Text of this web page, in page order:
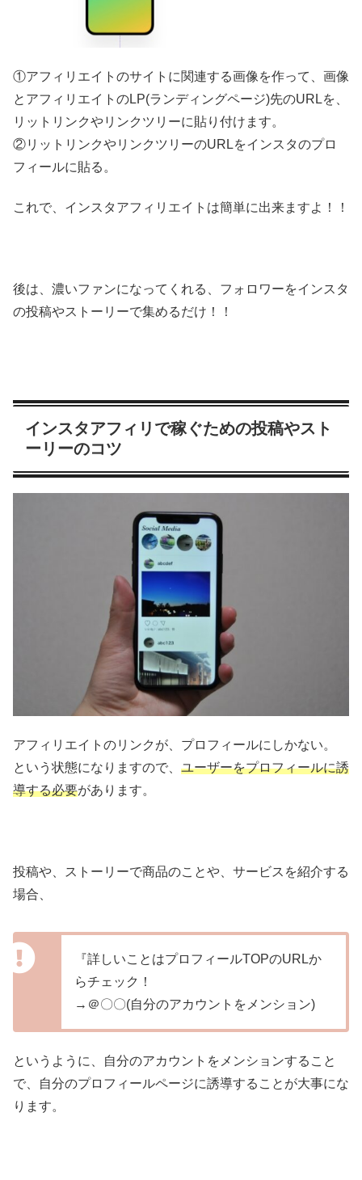
①アフィリエイトのサイトに関連する画像を作って、画像
とアフィリエイトのLP(ランディングページ)先のURLを、
リットリンクやリンクツリーに貼り付けます。
②リットリンクやリンクツリーのURLをインスタのプロ
フィールに貼る。
これで、インスタアフィリエイトは簡単に出来ますよ！！
後は、濃いファンになってくれる、フォロワーをインスタ
の投稿やストーリーで集めるだけ！！
インスタアフィリで稼ぐための投稿やスト
ーリーのコツ
アフィリエイトのリンクが、プロフィールにしかない。
という状態になりますので、 ユーザーをプロフィールに誘
導する必要があります。
投稿や、ストーリーで商品のことや、サービスを紹介する
場合、
『詳しいことはプロフィールTOPのURLか
らチェック！
→＠〇〇(自分のアカウントをメンション)
というように、自分のアカウントをメンションすること
で、自分のプロフィールページに誘導することが大事にな
ります。